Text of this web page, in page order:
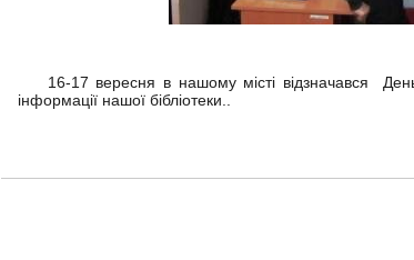
16-17 вересня в нашому місті відзначався
інформації нашої бібліотеки..